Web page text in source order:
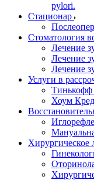
pylori.
Стационар
Стоматология
Лечение
Лечение
Лечение
Услуги в
Тинькофф
Хоум
Хирургическое